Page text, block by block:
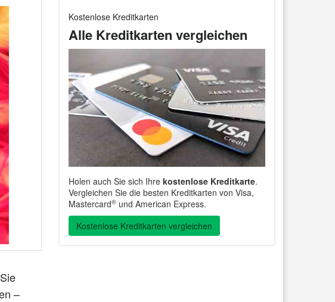
–
Kostenlose Kreditkarten
Alle Kreditkarten vergleichen
Holen auch Sie sich Ihre kostenlose Kreditkarte.
Vergleichen Sie die besten Kreditkarten von Visa,
Mastercard® und American Express.
Kostenlose Kreditkarten vergleichen